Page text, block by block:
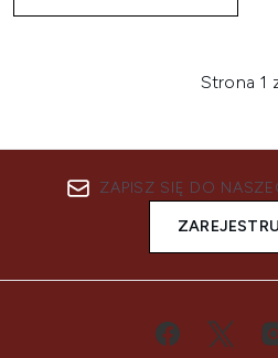
Strona 1
ZAPISZ SIĘ DO